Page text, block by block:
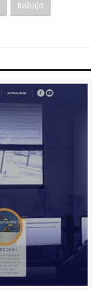
trabajo